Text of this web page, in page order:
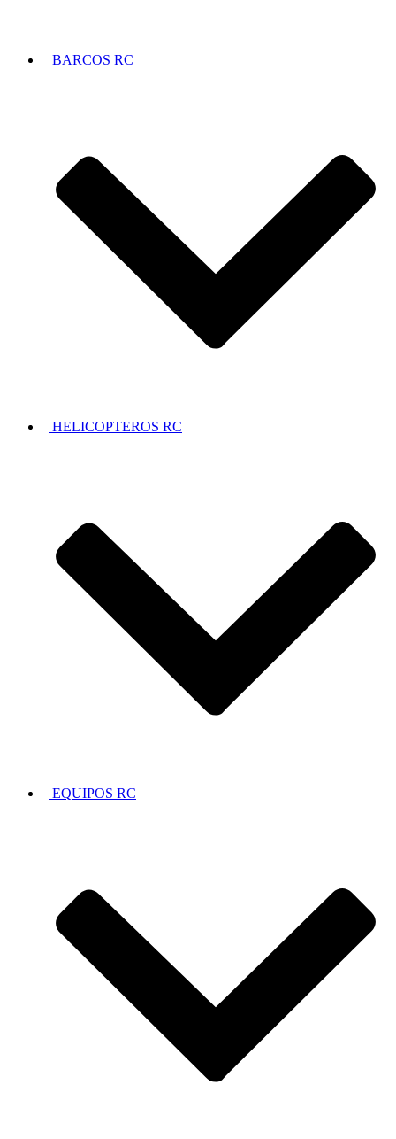
BARCOS RC
HELICOPTEROS RC
EQUIPOS RC